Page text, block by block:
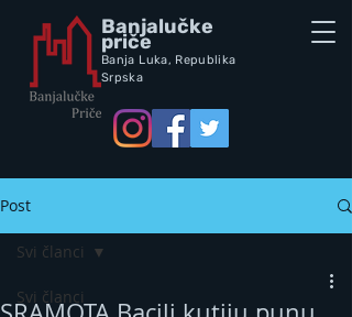
Banjalučke
priče
Banja Luka, Republika
Srpska
Post
Svi članci
Svi članci